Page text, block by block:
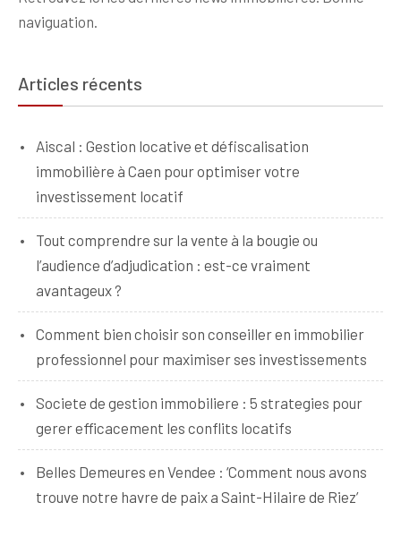
naviguation.
Articles récents
Aiscal : Gestion locative et défiscalisation
immobilière à Caen pour optimiser votre
investissement locatif
Tout comprendre sur la vente à la bougie ou
l’audience d’adjudication : est-ce vraiment
avantageux ?
Comment bien choisir son conseiller en immobilier
professionnel pour maximiser ses investissements
Societe de gestion immobiliere : 5 strategies pour
gerer efficacement les conflits locatifs
Belles Demeures en Vendee : ‘Comment nous avons
trouve notre havre de paix a Saint-Hilaire de Riez’